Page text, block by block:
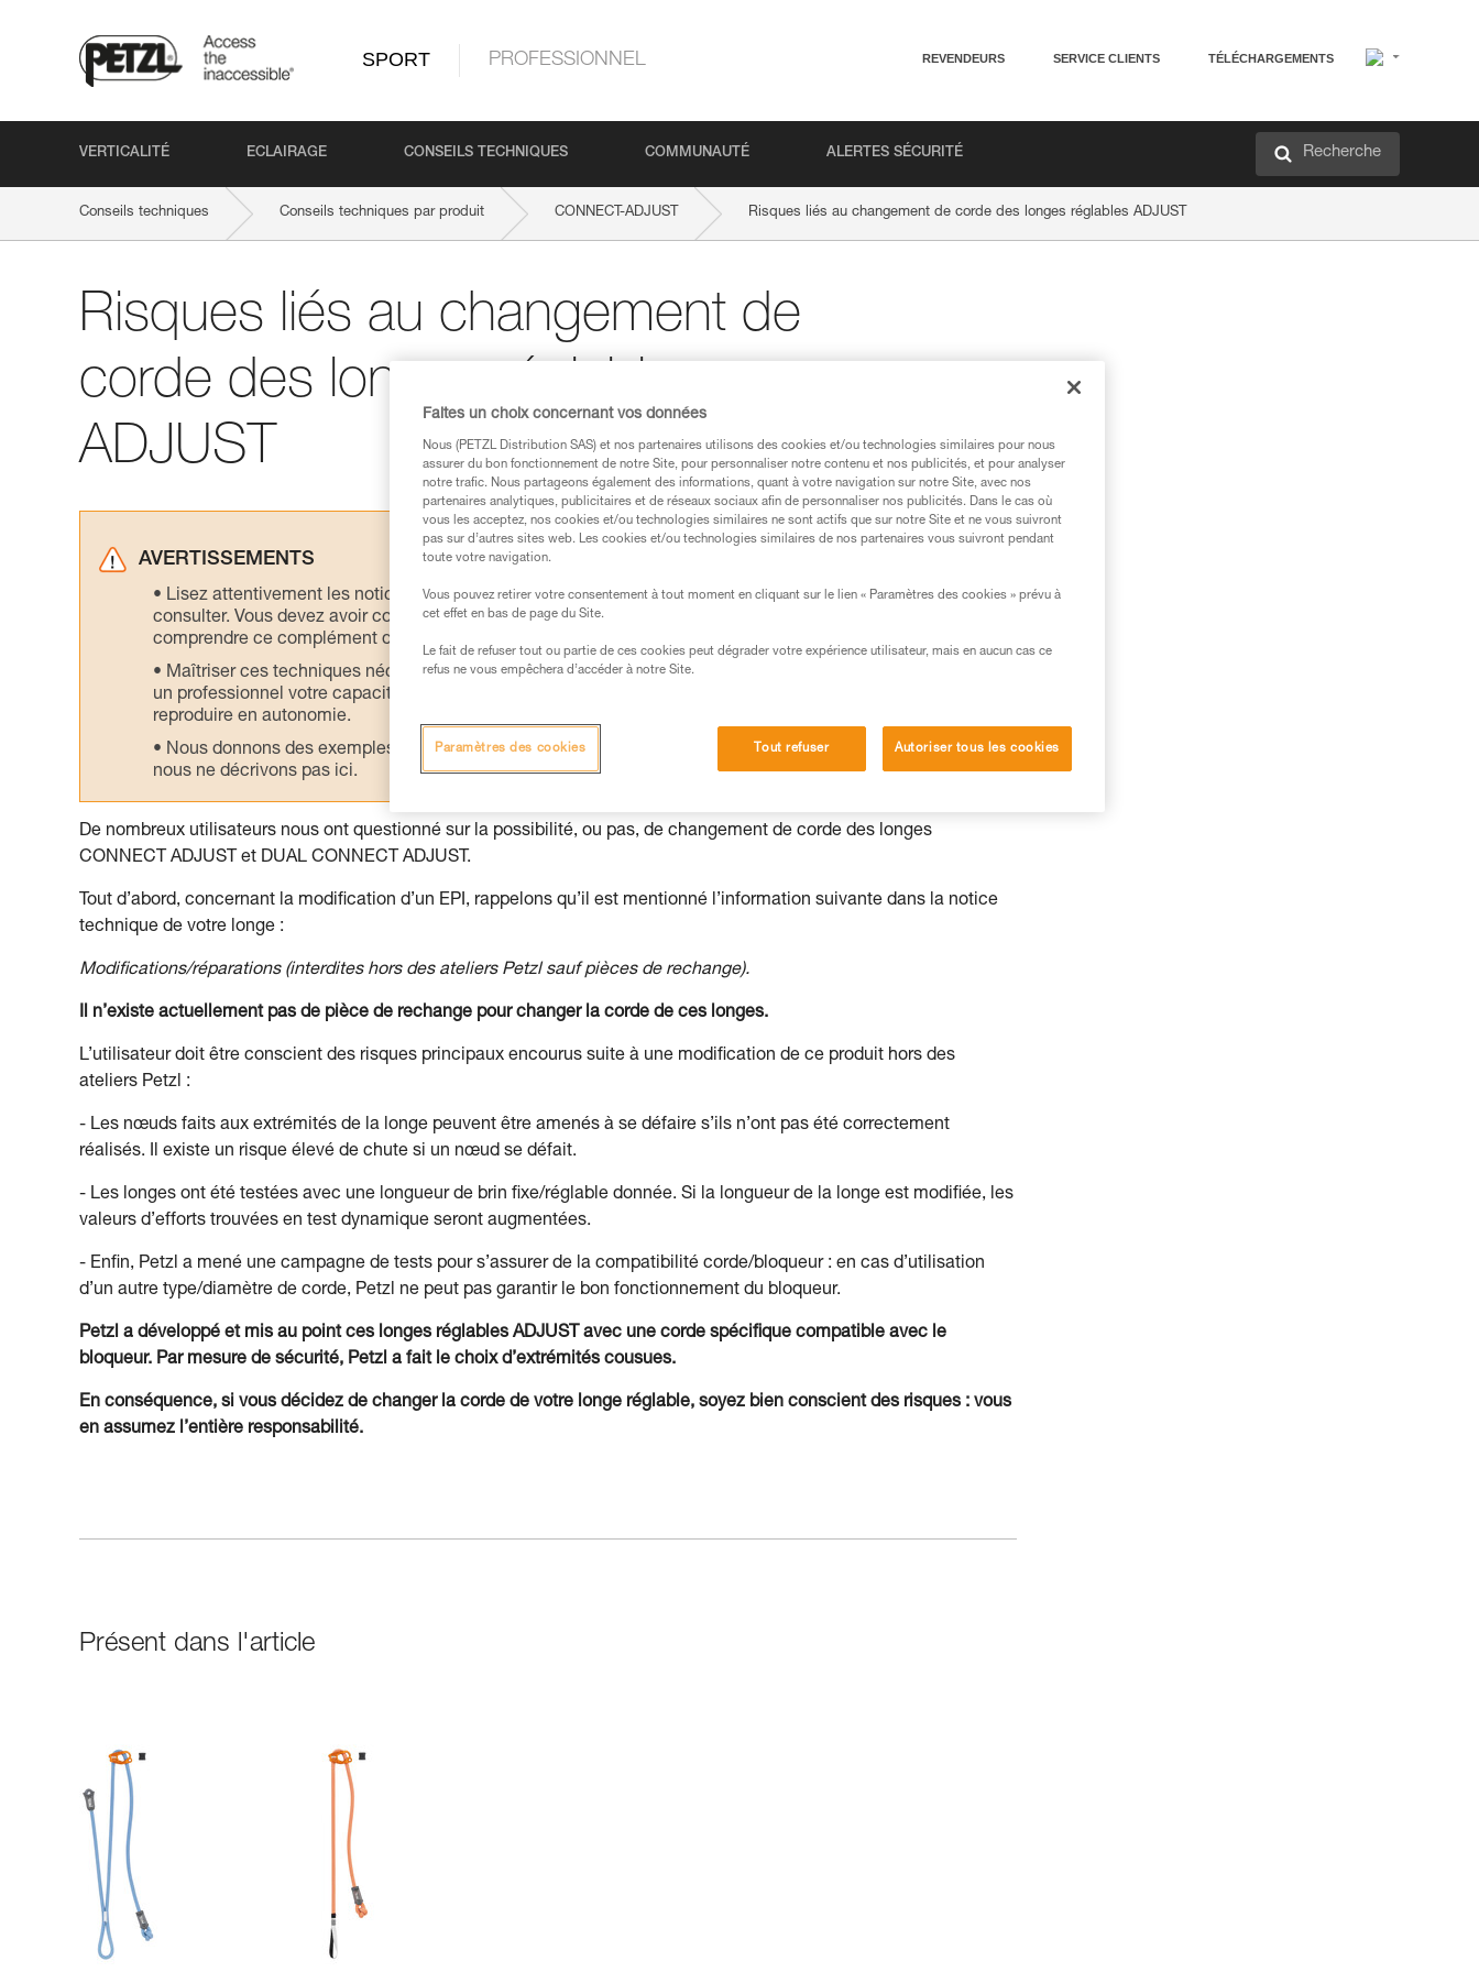
SPORT PROFESSIONNEL REVENDEURS SERVICE CLIENTS TÉLÉCHARGEMENTS
VERTICALITÉ ECLAIRAGE CONSEILS TECHNIQUES COMMUNAUTÉ ALERTES SÉCURITÉ Recherche
Conseils techniques Conseils techniques par produit CONNECT-ADJUST Risques liés au changement de corde des longes réglables ADJUST
Risques liés au changement de
corde des longes réglables
ADJUST
AVERTISSEMENTS
Lisez attentivement les notices techniques des produits utilisés dans ce conseil avant de le
consulter. Vous devez avoir compris les informations de la notice technique pour pouvoir
comprendre ce complément d’informations.
Maîtriser ces techniques nécessite une formation et un entraînement spécifique. Validez avec
un professionnel votre capacité à refaire la manipulation, seul, en toute sécurité, avant de la
reproduire en autonomie.
Nous donnons des exemples de techniques liées à votre activité. Il peut en exister d’autres que
nous ne décrivons pas ici.
De nombreux utilisateurs nous ont questionné sur la possibilité, ou pas, de changement de corde des longes
CONNECT ADJUST et DUAL CONNECT ADJUST.
Tout d’abord, concernant la modification d’un EPI, rappelons qu’il est mentionné l’information suivante dans la notice
technique de votre longe :
Modifications/réparations (interdites hors des ateliers Petzl sauf pièces de rechange).
Il n’existe actuellement pas de pièce de rechange pour changer la corde de ces longes.
L’utilisateur doit être conscient des risques principaux encourus suite à une modification de ce produit hors des
ateliers Petzl :
- Les nœuds faits aux extrémités de la longe peuvent être amenés à se défaire s’ils n’ont pas été correctement
réalisés. Il existe un risque élevé de chute si un nœud se défait.
- Les longes ont été testées avec une longueur de brin fixe/réglable donnée. Si la longueur de la longe est modifiée, les
valeurs d’efforts trouvées en test dynamique seront augmentées.
- Enfin, Petzl a mené une campagne de tests pour s’assurer de la compatibilité corde/bloqueur : en cas d’utilisation
d’un autre type/diamètre de corde, Petzl ne peut pas garantir le bon fonctionnement du bloqueur.
Petzl a développé et mis au point ces longes réglables ADJUST avec une corde spécifique compatible avec le
bloqueur. Par mesure de sécurité, Petzl a fait le choix d’extrémités cousues.
En conséquence, si vous décidez de changer la corde de votre longe réglable, soyez bien conscient des risques : vous
en assumez l’entière responsabilité.
Présent dans l'article
Faites un choix concernant vos données
Nous (PETZL Distribution SAS) et nos partenaires utilisons des cookies et/ou technologies similaires pour nous
assurer du bon fonctionnement de notre Site, pour personnaliser notre contenu et nos publicités, et pour analyser
notre trafic. Nous partageons également des informations, quant à votre navigation sur notre Site, avec nos
partenaires analytiques, publicitaires et de réseaux sociaux afin de personnaliser nos publicités. Dans le cas où
vous les acceptez, nos cookies et/ou technologies similaires ne sont actifs que sur notre Site et ne vous suivront
pas sur d’autres sites web. Les cookies et/ou technologies similaires de nos partenaires vous suivront pendant
toute votre navigation.
Vous pouvez retirer votre consentement à tout moment en cliquant sur le lien « Paramètres des cookies » prévu à
cet effet en bas de page du Site.
Le fait de refuser tout ou partie de ces cookies peut dégrader votre expérience utilisateur, mais en aucun cas ce
refus ne vous empêchera d’accéder à notre Site.
Tout refuser Autoriser tous les cookies
Paramètres des cookies